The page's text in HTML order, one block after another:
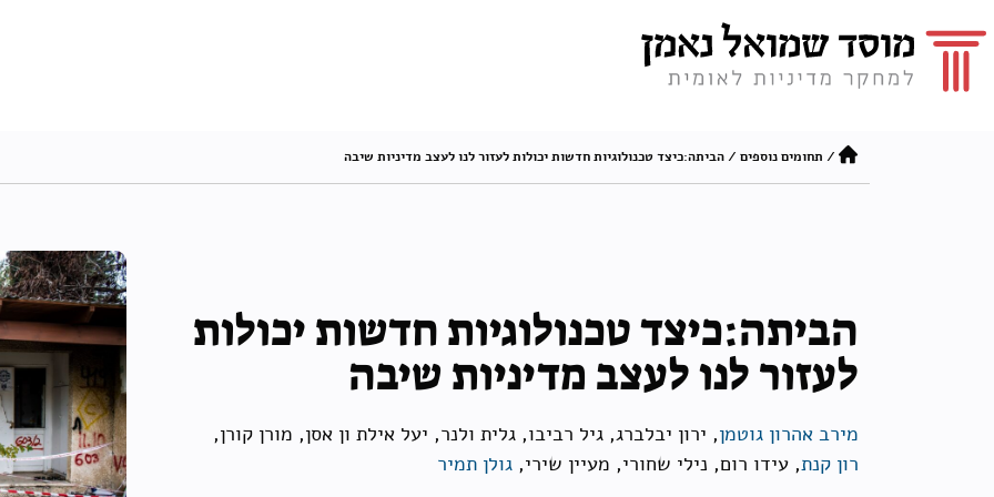
/ תחומים נוספים /הביתה:כיצד טכנולוגיות חדשות יכולות לעזור לנו לעצב מדיניות שיבה
הביתה:כיצד טכנולוגיות חדשות יכולות
לעזור לנו לעצב מדיניות שיבה
מירב אהרון גוטמן, ירון יבלברג, גיל רביבו, גלית ולנר, יעל אילת ון אסן, מורן קורן,
רון קנת, עידו רום, נילי שחורי, מעיין שירי, גולן תמיר